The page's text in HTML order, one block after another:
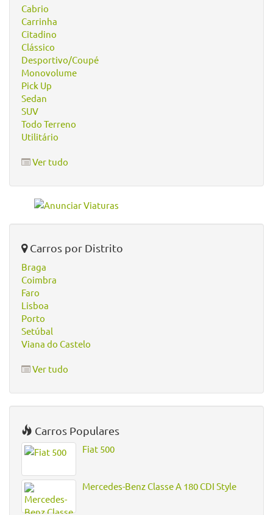
Cabrio
Carrinha
Citadino
Clássico
Desportivo/Coupé
Monovolume
Pick Up
Sedan
SUV
Todo Terreno
Utilitário
Ver tudo
Carros por Distrito
Braga
Coimbra
Faro
Lisboa
Porto
Setúbal
Viana do Castelo
Ver tudo
Carros Populares
Fiat 500
Mercedes-Benz Classe A 180 CDI Style